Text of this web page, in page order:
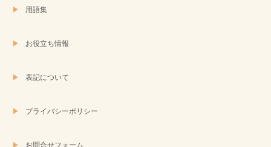
用語集
お役立ち情報
表記について
プライバシーポリシー
お問合せフォーム